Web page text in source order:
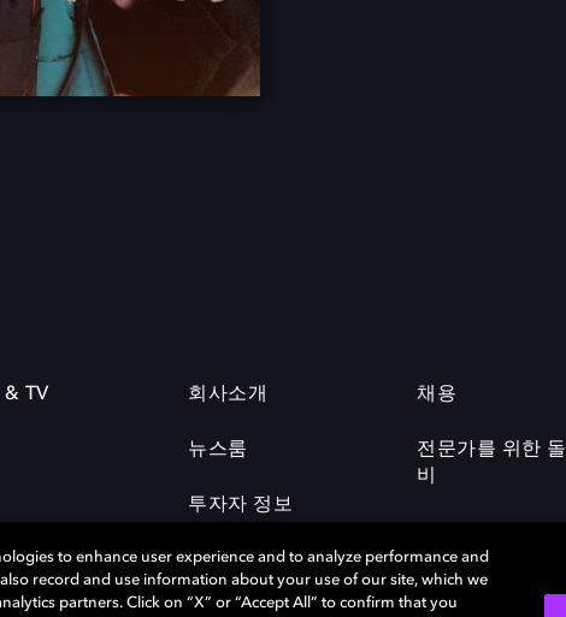
& TV 회사소개
뉴스룸
투자자 정보
채용
전문가를 위한 돌
비
to enhance user experience and to analyze performance and
record and use information about your use of our site, which we
partners. Click on “X” or “Accept All” to confirm that you